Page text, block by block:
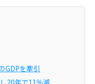
GDPを牽引
20年で11％減